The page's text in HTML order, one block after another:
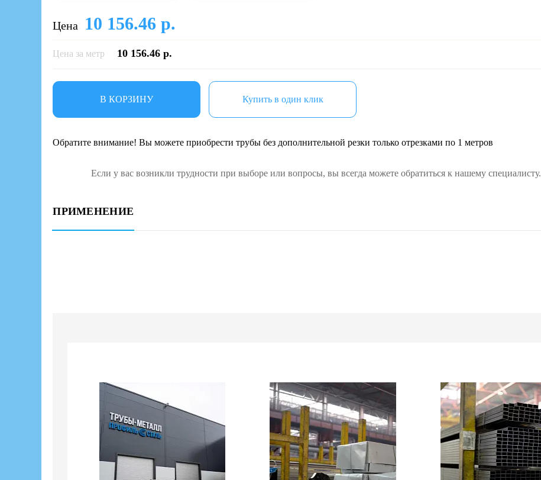
Цена 10 156.46 р.
Цена за метр 10 156.46 р.
В КОРЗИНУ Купить в один клик
Обратите внимание! Вы можете приобрести трубы без дополнительной резки только отрезками по 1 метров
Если у вас возникли трудности при выборе или вопросы, вы всегда можете обратиться к нашему специалисту.
ПРИМЕНЕНИЕ